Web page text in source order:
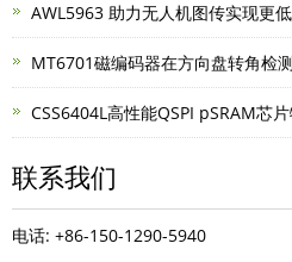
AWL5963 助力无人机图传实现更
MT6701磁编码器在方向盘转角检
CSS6404L高性能QSPI pSRAM芯
联系我们
电话: +86-150-1290-5940